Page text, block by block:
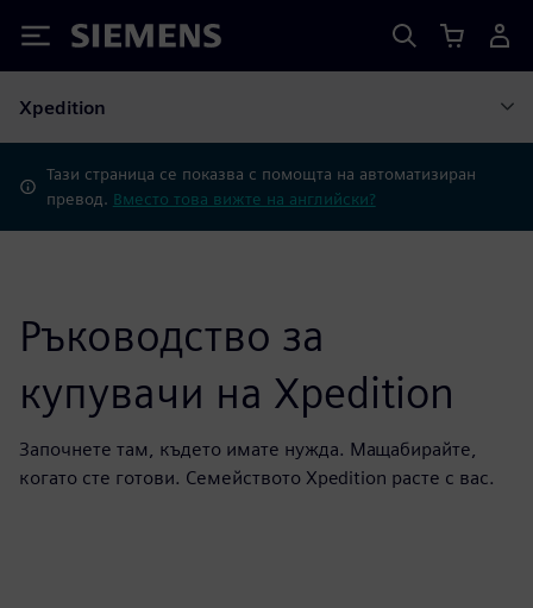
Siemens
Xpedition
Тази страница се показва с помощта на автоматизиран
превод. Вместо това вижте на английски?
Ръководство за
купувачи на Xpedition
Започнете там, където имате нужда. Мащабирайте,
когато сте готови. Семейството Xpedition расте с вас.